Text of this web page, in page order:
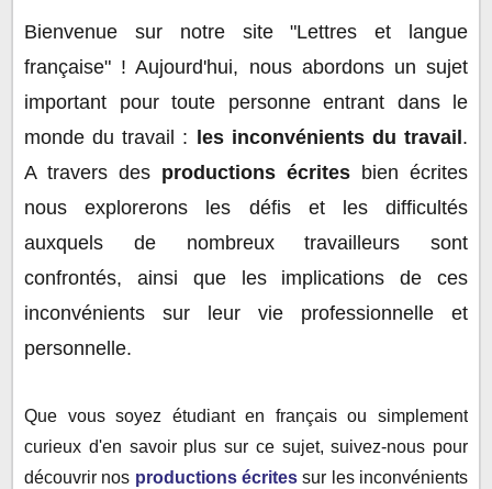
Production écrite n°1: Les défis du travail moderne
Production écrite n°2 : Les obstacles invisibles du
monde du travail
Bienvenue sur notre site "Lettres et langue
française" ! Aujourd'hui, nous abordons un sujet
important pour toute personne entrant dans le
monde du travail :
les inconvénients du travail .
A travers des productions écrites bien écrites
nous explorerons les défis et les difficultés
auxquels de nombreux travailleurs sont
confrontés, ainsi que les implications de ces
inconvénients sur leur vie professionnelle et
personnelle.
Que vous soyez étudiant en français ou simplement
curieux d'en savoir plus sur ce sujet, suivez-nous pour
découvrir nos productions écrites sur les inconvénients